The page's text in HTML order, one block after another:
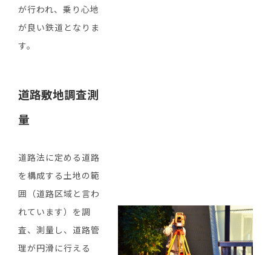
が行われ、乗り心地
が良い鉄道となりま
す。
道路敷地調査測
量
道路法に定める道路
を構成する土地の範
囲（道路区域と言わ
れています）を調
査、測量し、道路管
理が円滑に行える